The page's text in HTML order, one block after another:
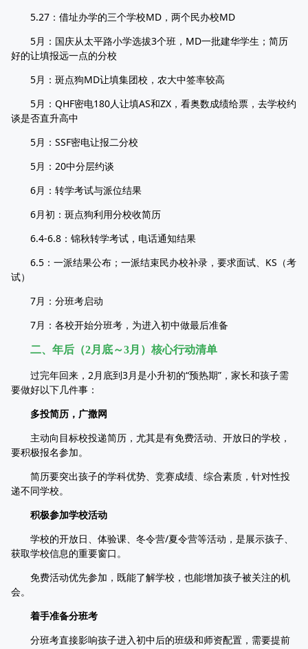
5.27：借址办学的三个学校MD，两个民办校MD
5月：国庆从太平路小学选拔3个班，MD一批建华学生；简历
好的让填报远一点的分校
5月：斑点狗MD让填集团校，农大中签率较高
5月：QHF密电180人让填AS和ZX，看奥数成绩给票，去学校约
谈是否直升高中
5月：SSF密电让报二分校
5月：20中分层约谈
6月：转学考试与派位结果
6月初：斑点狗利用分校收简历
6.4-6.8：锦秋转学考试，电话通知结果
6.5：一派结果公布；一派结束民办校补录，要求面试、KS（考
试）
7月：分班考启动
7月：各校开始分班考，为进入初中做最后准备
二、年后（2月底～3月）核心行动清单
过完年回来，2月底到3月是小升初的“预热期”，家长和孩子需
要做好以下几件事：
多投简历，广撒网
主动向目标校投递简历，尤其是有免费活动、开放日的学校，
要积极报名参加。
简历要突出孩子的学科优势、竞赛成绩、综合素质，针对性投
递不同学校。
积极参加学校活动
学校的开放日、体验课、冬令营/夏令营等活动，是展示孩子、
获取学校信息的重要窗口。
免费活动优先参加，既能了解学校，也能增加孩子被关注的机
会。
着手准备分班考
分班考直接影响孩子进入初中后的班级和师资配置，需要提前